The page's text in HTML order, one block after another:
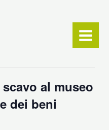
al museo
dei beni